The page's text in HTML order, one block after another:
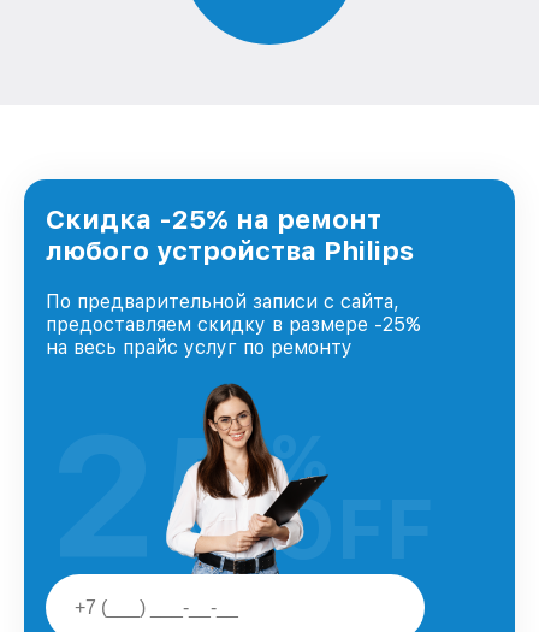
Скидка -25% на ремонт
любого устройства Philips
По предварительной записи с сайта,
предоставляем скидку в размере -25%
на весь прайс услуг по ремонту
25%
OFF